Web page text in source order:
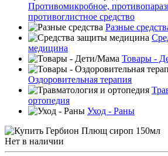
Противомикробное,
противоглистное средство
Разные
медицина
Товары -
Оздоровительная терапия
ортопедия
Уход - Раны
Нет в наличии